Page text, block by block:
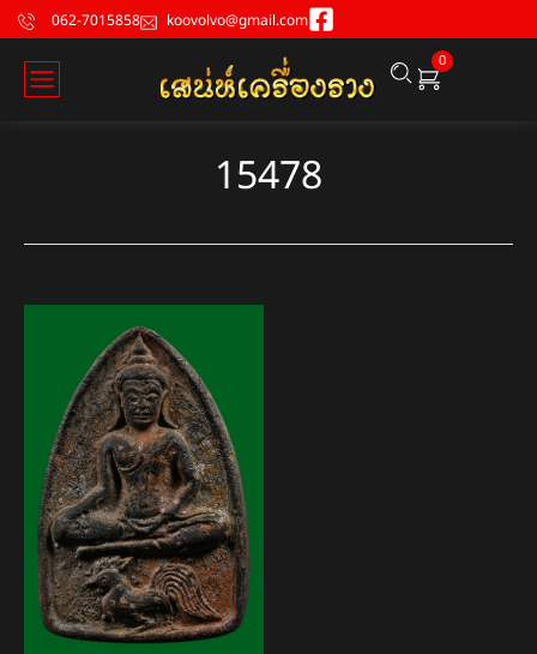
062-7015858 koovolvo@gmail.com
0
15478